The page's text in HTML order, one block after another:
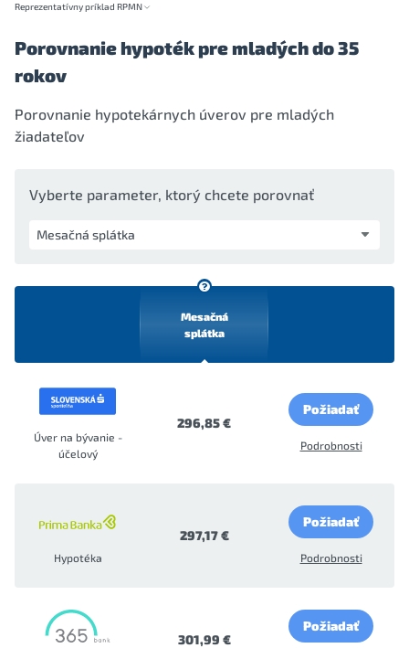
Reprezentatívny príklad RPMN
Porovnanie hypoték pre mladých do 35
rokov
Porovnanie hypotekárnych úverov pre mladých
žiadateľov
Vyberte parameter, ktorý chcete porovnať
Mesačná
splátka
Úver na bývanie -
účelový
296,85 €
Požiadať
Podrobnosti
Hypotéka
297,17 €
Požiadať
Podrobnosti
301,99 €
Požiadať